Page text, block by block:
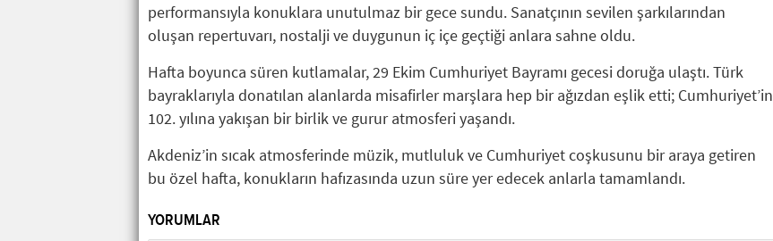
performansıyla konuklara unutulmaz bir gece sundu. Sanatçının sevilen şarkılarından
oluşan repertuvarı, nostalji ve duygunun iç içe geçtiği anlara sahne oldu.
Hafta boyunca süren kutlamalar, 29 Ekim Cumhuriyet Bayramı gecesi doruğa ulaştı. Türk
bayraklarıyla donatılan alanlarda misafirler marşlara hep bir ağızdan eşlik etti; Cumhuriyet’in
102. yılına yakışan bir birlik ve gurur atmosferi yaşandı.
Akdeniz’in sıcak atmosferinde müzik, mutluluk ve Cumhuriyet coşkusunu bir araya getiren
bu özel hafta, konukların hafızasında uzun süre yer edecek anlarla tamamlandı.
YORUMLAR